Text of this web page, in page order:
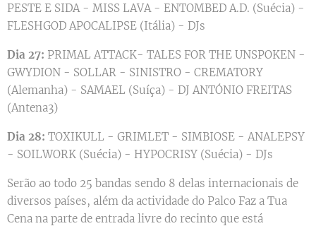
PESTE E SIDA - MISS LAVA - ENTOMBED A.D. (Suécia) -
FLESHGOD APOCALIPSE (Itália) - DJs
Dia 27: PRIMAL ATTACK- TALES FOR THE UNSPOKEN -
GWYDION - SOLLAR - SINISTRO - CREMATORY
(Alemanha) - SAMAEL (Suíça) - DJ ANTÓNIO FREITAS
(Antena3)
Dia 28: TOXIKULL - GRIMLET - SIMBIOSE - ANALEPSY
- SOILWORK (Suécia) - HYPOCRISY (Suécia) - DJs
Serão ao todo 25 bandas sendo 8 delas internacionais de
diversos países, além da actividade do Palco Faz a Tua
Cena na parte de entrada livre do recinto que está